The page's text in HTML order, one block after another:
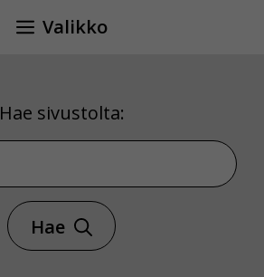
Valikko
Hae sivustolta:
Hae sivustolta
Hae